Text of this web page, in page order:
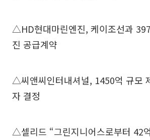
△HD현대마린엔진, 케이조선과
진 공급계약
△씨앤씨인터내셔널, 1450억 규모
자 결정
△셀리드 “그린지니어스로부터 42